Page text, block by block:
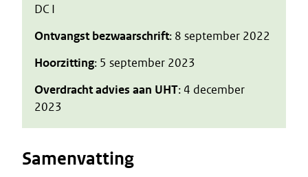
DC I
Ontvangst bezwaarschrift: 8 september 2022
Hoorzitting: 5 september 2023
Overdracht advies aan UHT: 4 december
2023
Samenvatting